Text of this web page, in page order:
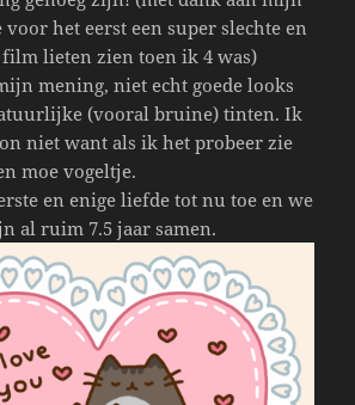
voor het eerst een super slechte en
lieten zien toen ik 4 was)
mening, niet echt goede looks
(vooral bruine) tinten. Ik
niet want als ik het probeer zie
moe vogeltje.
en enige liefde tot nu toe en we
al ruim 7.5 jaar samen.